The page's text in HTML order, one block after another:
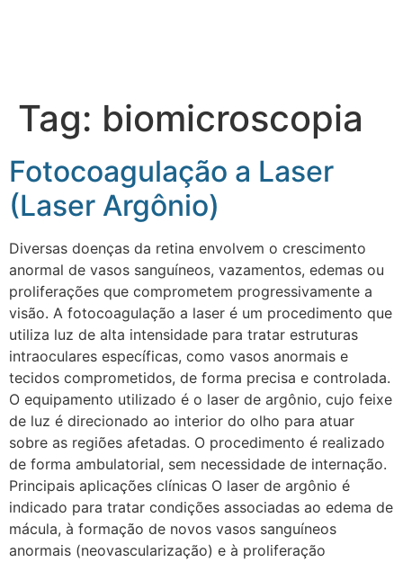
Tag: biomicroscopia
Fotocoagulação a Laser
(Laser Argônio)
Diversas doenças da retina envolvem o crescimento
anormal de vasos sanguíneos, vazamentos, edemas ou
proliferações que comprometem progressivamente a
visão. A fotocoagulação a laser é um procedimento que
utiliza luz de alta intensidade para tratar estruturas
intraoculares específicas, como vasos anormais e
tecidos comprometidos, de forma precisa e controlada.
O equipamento utilizado é o laser de argônio, cujo feixe
de luz é direcionado ao interior do olho para atuar
sobre as regiões afetadas. O procedimento é realizado
de forma ambulatorial, sem necessidade de internação.
Principais aplicações clínicas O laser de argônio é
indicado para tratar condições associadas ao edema de
mácula, à formação de novos vasos sanguíneos
anormais (neovascularização) e à proliferação